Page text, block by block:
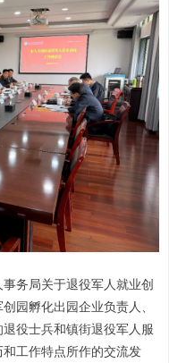
务局关于退役军人就业创
园孵化出园企业负责人、
役士兵和镇街退役军人服
工作特点所作的交流发